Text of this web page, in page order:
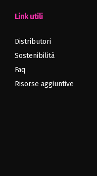
Link utili
Distributori
Sostenibilità
Faq
Risorse aggiuntive